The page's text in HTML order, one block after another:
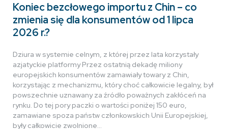
Koniec bezcłowego importu z Chin – co
zmienia się dla konsumentów od 1 lipca
2026 r.?
Dziura w systemie celnym, z której przez lata korzystały
azjatyckie platformy Przez ostatnią dekadę miliony
europejskich konsumentów zamawiały towary z Chin,
korzystając z mechanizmu, który choć całkowicie legalny, był
powszechnie uznawany za źródło poważnych zakłóceń na
rynku. Do tej pory paczki o wartości poniżej 150 euro,
zamawiane spoza państw członkowskich Unii Europejskiej,
były całkowicie zwolnione…